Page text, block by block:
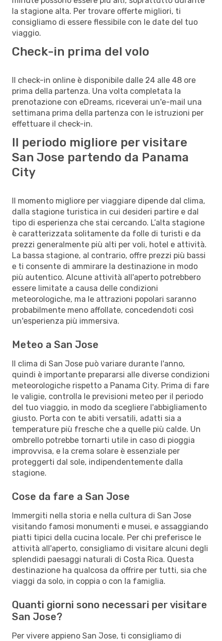
la stagione alta. Per trovare offerte migliori, ti
consigliamo di essere flessibile con le date del tuo
viaggio.
Check-in prima del volo
Il check-in online è disponibile dalle 24 alle 48 ore
prima della partenza. Una volta completata la
prenotazione con eDreams, riceverai un'e-mail una
settimana prima della partenza con le istruzioni per
effettuare il check-in.
Il periodo migliore per visitare
San Jose partendo da Panama
City
Il momento migliore per viaggiare dipende dal clima,
dalla stagione turistica in cui desideri partire e dal
tipo di esperienza che stai cercando. L’alta stagione
è caratterizzata solitamente da folle di turisti e da
prezzi generalmente più alti per voli, hotel e attività.
La bassa stagione, al contrario, offre prezzi più bassi
e ti consente di ammirare la destinazione in modo
più autentico. Alcune attività all'aperto potrebbero
essere limitate a causa delle condizioni
meteorologiche, ma le attrazioni popolari saranno
probabilmente meno affollate, concedendoti così
un'esperienza più immersiva.
Meteo a San Jose
Il clima di San Jose può variare durante l'anno,
quindi è importante prepararsi alle diverse condizioni
meteorologiche rispetto a Panama City. Prima di fare
le valigie, controlla le previsioni meteo per il periodo
del tuo viaggio, in modo da scegliere l'abbigliamento
giusto. Porta con te abiti versatili, adatti sia a
temperature più fresche che a quelle più calde. Un
ombrello potrebbe tornarti utile in caso di pioggia
improvvisa, e la crema solare è essenziale per
proteggerti dal sole, indipendentemente dalla
stagione.
Cose da fare a San Jose
Immergiti nella storia e nella cultura di San Jose
visitando famosi monumenti e musei, e assaggiando
piatti tipici della cucina locale. Per chi preferisce le
attività all'aperto, consigliamo di visitare alcuni degli
splendidi paesaggi naturali di Costa Rica. Questa
destinazione ha qualcosa da offrire per tutti, sia che
viaggi da solo, in coppia o con la famiglia.
Quanti giorni sono necessari per visitare
San Jose?
Per vivere appieno San Jose, ti consigliamo di